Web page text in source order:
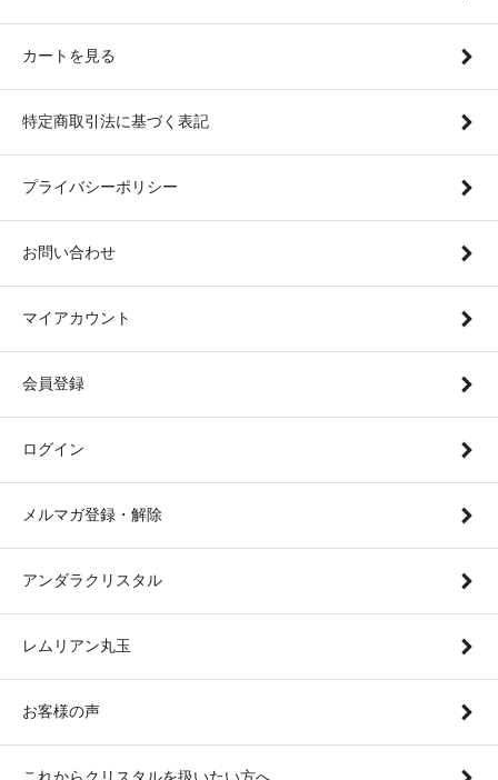
カートを見る
特定商取引法に基づく表記
プライバシーポリシー
お問い合わせ
マイアカウント
会員登録
ログイン
メルマガ登録・解除
アンダラクリスタル
レムリアン丸玉
お客様の声
これからクリスタルを扱いたい方へ